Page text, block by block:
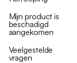
Mijn product is
beschadigd
aangekomen
Veelgestelde
vragen